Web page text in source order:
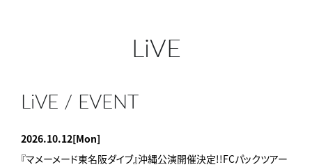
LiVE
LiVE / EVENT
2026.10.12[Mon]
『マメーメード東名阪ダイブ』沖縄公演開催決定!!FCパックツアー